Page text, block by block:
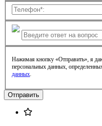
Нажимая кнопку «Отправить», я
персональных данных,
данных